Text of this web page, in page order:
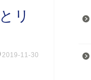
リ
2019-11-30